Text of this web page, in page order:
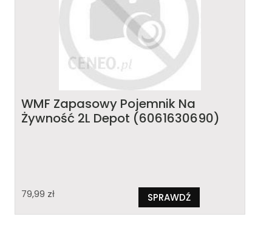
WMF Zapasowy Pojemnik Na
Żywność 2L Depot (6061630690)
79,99 zł SPRAWDŹ